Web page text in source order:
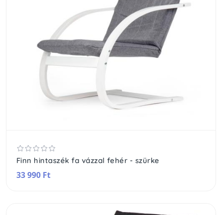
Finn hintaszék fa vázzal fehér - szürke
33 990 Ft